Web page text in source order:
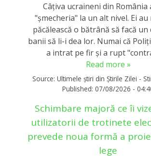
Câțiva ucraineni din România
"șmecheria" la un alt nivel. Ei
păcălească o bătrână să facă
banii să li-i dea lor. Numai că
a intrat pe fir și a rupt
Read more »
Source: Ultimele știri din Știrile Zilei -
Published: 07/08/2026 -
Schimbare majoră ce îi
utilizatorii de trotinete
prevede noua formă a
lege